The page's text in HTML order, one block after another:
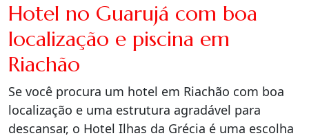
Hotel no Guarujá com boa
localização e piscina em
Riachão
Se você procura um hotel em Riachão com boa
localização e uma estrutura agradável para
descansar, o Hotel Ilhas da Grécia é uma escolha